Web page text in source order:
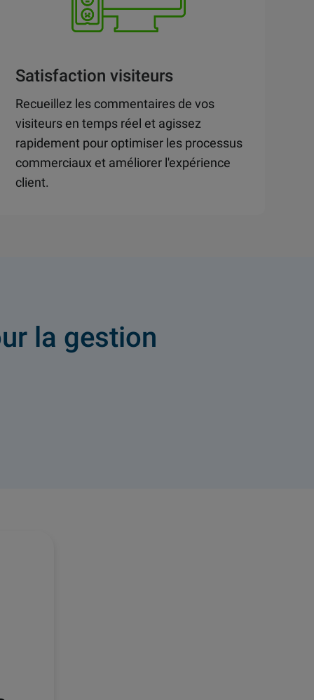
Satisfaction visiteurs
Recueillez les commentaires de vos
visiteurs en temps réel et agissez
rapidement pour optimiser les processus
commerciaux et améliorer l'expérience
client.
la gestion